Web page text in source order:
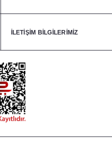
İLETİŞİM BİLGİLERİMİZ